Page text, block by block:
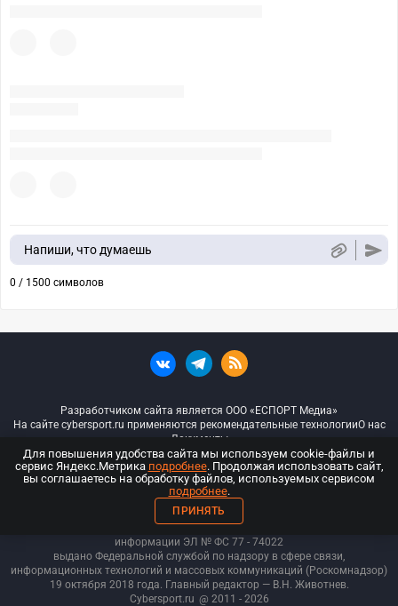
Напиши, что думаешь
0 / 1500 символов
Разработчиком сайта является ООО «ЕСПОРТ Медиа»
На сайте cybersport.ru применяются рекомендательные технологииО нас
Документы
© ООО «Киберспорт.ру» — Все права защищены
18+
ООО «Киберспорт.ру». Свидетельство о регистрации средств массовой
информации ЭЛ № ФС 77 - 74022
выдано Федеральной службой по надзору в сфере связи,
информационных технологий и массовых коммуникаций (Роскомнадзор)
19 октября 2018 года. Главный редактор — В.Н. Животнев.
Cybersport.ru @ 2011 - 2026
Для повышения удобства сайта мы используем cookie-файлы и
сервис Яндекс.Метрика подробнее. Продолжая использовать сайт,
вы соглашаетесь на обработку файлов, используемых сервисом
подробнее.
ПРИНЯТЬ